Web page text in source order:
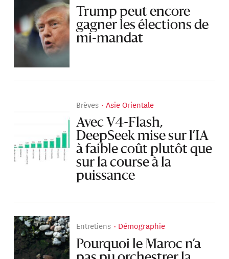
Trump peut encore
gagner les élections de
mi-mandat
Brèves Asie Orientale
Avec V4-Flash,
DeepSeek mise sur l’IA
à faible coût plutôt que
sur la course à la
puissance
Entretiens Démographie
Pourquoi le Maroc n’a